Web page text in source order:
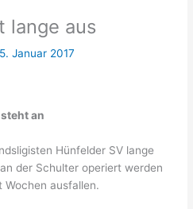
lange aus
Januar 2017
an
Hünfelder SV lange
der Schulter operiert werden
Wochen ausfallen.